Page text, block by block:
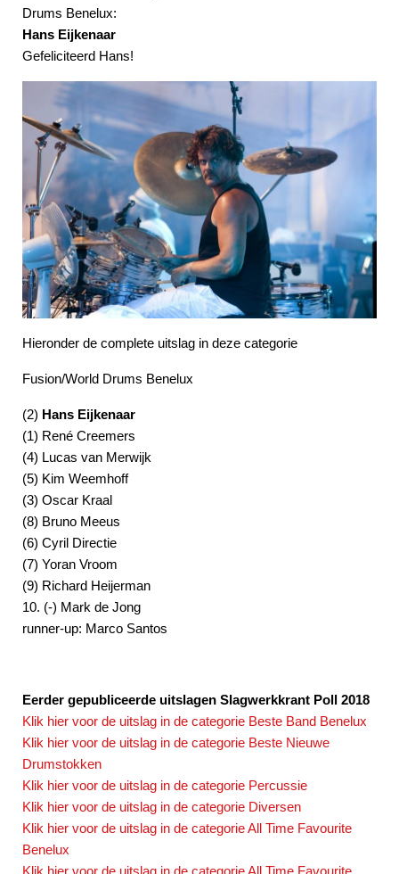
Drums Benelux:
Hans Eijkenaar
Gefeliciteerd Hans!
Hieronder de complete uitslag in deze categorie
Fusion/World Drums Benelux
(2) Hans Eijkenaar
(1) René Creemers
(4) Lucas van Merwijk
(5) Kim Weemhoff
(3) Oscar Kraal
(8) Bruno Meeus
(6) Cyril Directie
(7) Yoran Vroom
(9) Richard Heijerman
10. (-) Mark de Jong
runner-up: Marco Santos
Eerder gepubliceerde uitslagen Slagwerkkrant Poll 2018
Klik hier voor de uitslag in de categorie Beste Band Benelux
Klik hier voor de uitslag in de categorie Beste Nieuwe
Drumstokken
Klik hier voor de uitslag in de categorie Percussie
Klik hier voor de uitslag in de categorie Diversen
Klik hier voor de uitslag in de categorie All Time Favourite
Benelux
Klik hier voor de uitslag in de categorie All Time Favourite